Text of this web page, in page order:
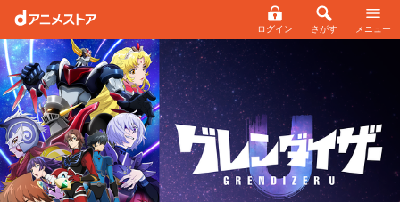
ログイン さがす メニュー